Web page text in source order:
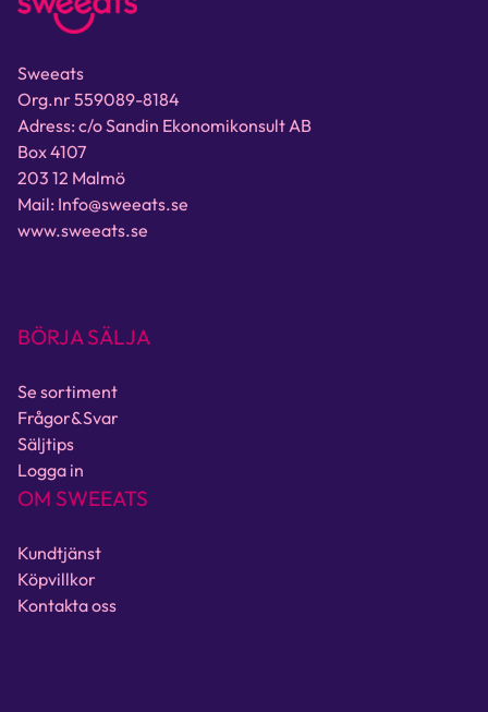
Sweeats
Org.nr 559089-8184
Adress: c/o Sandin Ekonomikonsult AB
Box 4107
203 12 Malmö
Mail: Info@sweeats.se
www.sweeats.se
BÖRJA SÄLJA
Se sortiment
Frågor&Svar
Säljtips
Logga in
OM SWEEATS
Kundtjänst
Köpvillkor
Kontakta oss